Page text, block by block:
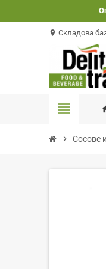
location_on Складова
view_headline
chevron_right Сосове